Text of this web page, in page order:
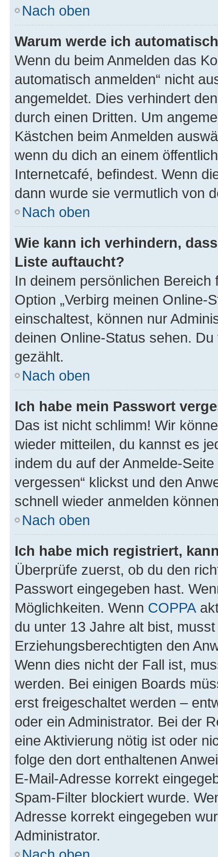
Nach oben
Warum werde ich
Wenn du beim Anmelden das
automatisch anmelden“ nicht
angemeldet. Dies verhindert
durch einen Dritten. Um
Kästchen beim Anmelden
wenn du dich an einem
Internetcafé, befindest. Wenn
dann wurde sie vermutlich von
Nach oben
Wie kann ich verhindern,
Liste auftaucht?
In deinem persönlichen
Option „Verbirg meinen Online-
einschaltest, können nur
deinen Online-Status sehen.
gezählt.
Nach oben
Ich habe mein Passwort
Das ist nicht schlimm! Wir
wieder mitteilen, du kannst es
indem du auf der Anmelde-
vergessen“ klickst und den
schnell wieder anmelden
Nach oben
Ich habe mich registriert,
Überprüfe zuerst, ob du den
Passwort eingegeben hast.
Möglichkeiten. Wenn COPPA
du unter 13 Jahre alt bist,
Erziehungsberechtigten den
Wenn dies nicht der Fall ist,
werden. Bei einigen Boards
erst freigeschaltet werden –
oder ein Administrator. Bei der
eine Aktivierung nötig ist oder
folge den dort enthaltenen
E-Mail-Adresse korrekt
Spam-Filter blockiert wurde.
Adresse korrekt eingegeben
Administrator.